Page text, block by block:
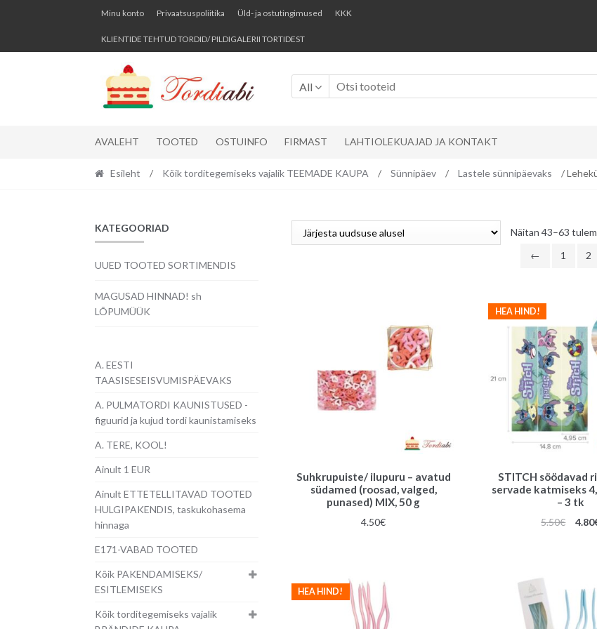
Skip
navigation
Skip
content
Minu konto Privaatsuspoliitika Üld- ja ostutingimused KKK
KLIENTIDE TEHTUD TORDID/ PILDIGALERII TORTIDEST
All
AVALEHT TOOTED OSTUINFO FIRMAST LAHTIOLEKUAJAD JA KONTAKT
Esileht / Kõik torditegemiseks vajalik TEEMADE KAUPA / Sünnipäev / Lastele sünnipäevaks /
Näitan 43–63
← 1 2
Suhkrupuiste/ ilupuru – avatud
südamed (roosad, valged,
punased) MIX, 50 g
4.50€
STITCH söödavad
servade katmiseks
– 3 tk
HEA HIND!
5.50€
Algne
4.80
HEA HIND!
KATEGOORIAD
UUED TOOTED SORTIMENDIS
MAGUSAD HINNAD! sh
LÕPUMÜÜK
A. EESTI
TAASISESEISVUMISPÄEVAKS
A. PULMATORDI KAUNISTUSED -
figuurid ja kujud tordi kaunistamiseks
A. TERE, KOOL!
Ainult 1 EUR
Ainult ETTETELLITAVAD TOOTED
HULGIPAKENDIS, taskukohasema
hinnaga
E171-VABAD TOOTED
Kõik PAKENDAMISEKS/
ESITLEMISEKS
Kõik torditegemiseks vajalik